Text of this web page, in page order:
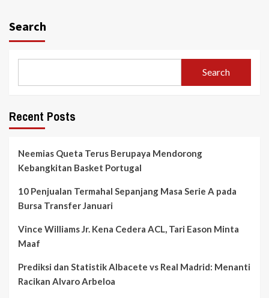
Search
Search
Recent Posts
Neemias Queta Terus Berupaya Mendorong
Kebangkitan Basket Portugal
10 Penjualan Termahal Sepanjang Masa Serie A pada
Bursa Transfer Januari
Vince Williams Jr. Kena Cedera ACL, Tari Eason Minta
Maaf
Prediksi dan Statistik Albacete vs Real Madrid: Menanti
Racikan Alvaro Arbeloa